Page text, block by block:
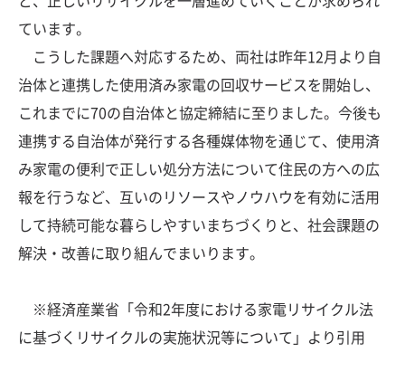
ています。
こうした課題へ対応するため、両社は昨年12月より自
治体と連携した使用済み家電の回収サービスを開始し、
これまでに70の自治体と協定締結に至りました。今後も
連携する自治体が発行する各種媒体物を通じて、使用済
み家電の便利で正しい処分方法について住民の方への広
報を行うなど、互いのリソースやノウハウを有効に活用
して持続可能な暮らしやすいまちづくりと、社会課題の
解決・改善に取り組んでまいります。
※経済産業省「令和2年度における家電リサイクル法
に基づくリサイクルの実施状況等について」より引用